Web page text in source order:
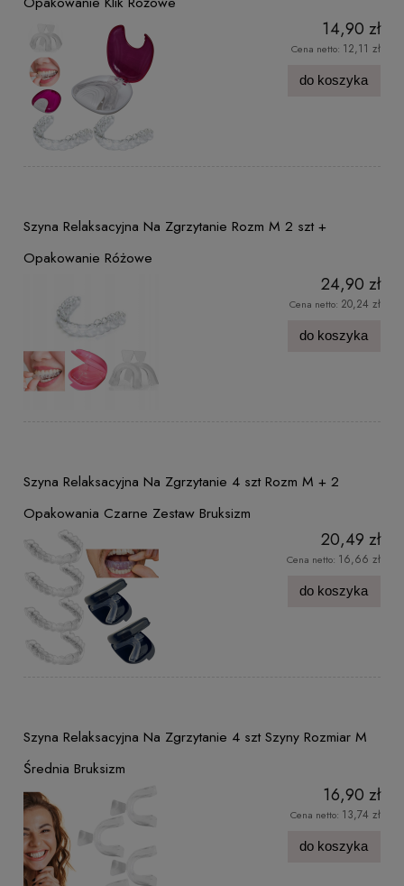
14,90 zł
Cena netto: 12,11 zł
do koszyka
Szyna Relaksacyjna Na Zgrzytanie Rozm M 2 szt +
Opakowanie Różowe
24,90 zł
Cena netto: 20,24 zł
do koszyka
Szyna Relaksacyjna Na Zgrzytanie 4 szt Rozm M + 2
Opakowania Czarne Zestaw Bruksizm
20,49 zł
Cena netto: 16,66 zł
do koszyka
Szyna Relaksacyjna Na Zgrzytanie 4 szt Szyny Rozmiar M
Średnia Bruksizm
16,90 zł
Cena netto: 13,74 zł
do koszyka